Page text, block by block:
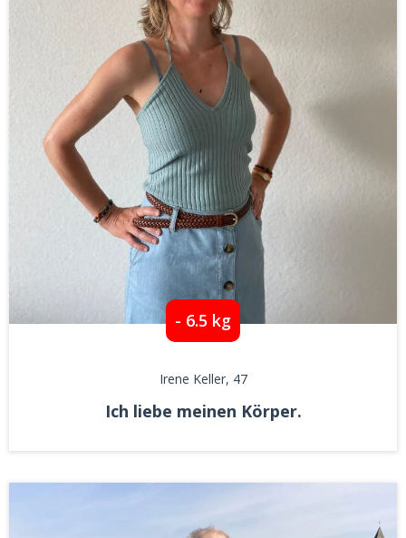
- 6.5 kg
Irene Keller, 47
Ich liebe meinen Körper.